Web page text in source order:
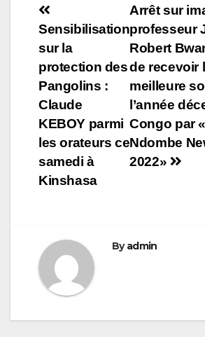
Navigation
de
l’article
Arrêt sur
professeur
Robert
de recevoir
meilleure
l’année
Congo par
Ndombe
2022»
Sensibilisation
sur la
protection des
Pangolins :
Claude
KEBOY parmi
les orateurs ce
samedi à
Kinshasa
Byadmin